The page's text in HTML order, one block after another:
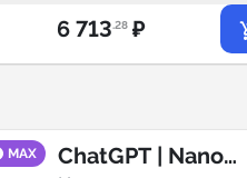
6 713.28 ₽
MAX
ChatGPT | Nano